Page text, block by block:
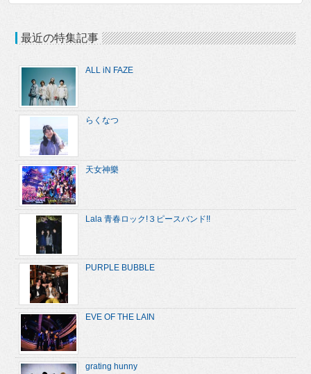
最近の特集記事
ALL iN FAZE
らくなつ
天女神樂
Lala 青春ロック!３ピースバンド!!
PURPLE BUBBLE
EVE OF THE LAIN
grating hunny